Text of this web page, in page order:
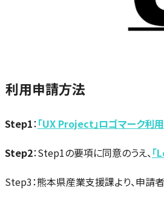
利用申請方法
Step1：「UX Project」ロゴマーク利
Step2：Step1の要項に同意のうえ、 「
Step3：熊本県産業支援課より、申請